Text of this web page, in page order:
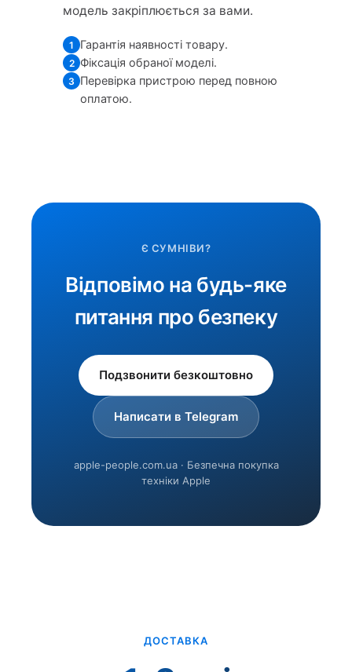
модель закріплюється за вами.
1 Гарантія наявності товару.
2 Фіксація обраної моделі.
3 Перевірка пристрою перед повною
оплатою.
Є СУМНІВИ?
Відповімо на будь-яке
питання про безпеку
Подзвонити безкоштовно
Написати в Telegram
apple-people.com.ua · Безпечна покупка
техніки Apple
ДОСТАВКА